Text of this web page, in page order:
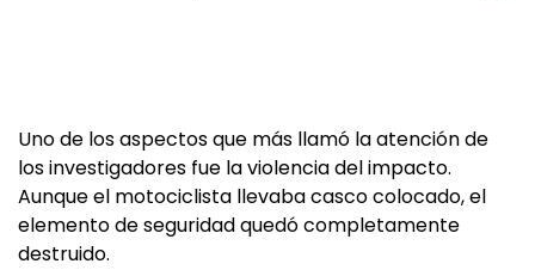
Uno de los aspectos que más llamó la atención de
los investigadores fue la violencia del impacto.
Aunque el motociclista llevaba casco colocado, el
elemento de seguridad quedó completamente
destruido.